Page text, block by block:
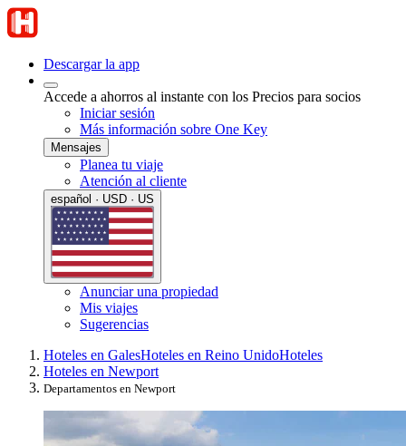
Descargar la app
Accede a ahorros al instante con los Precios para socios
Iniciar sesión
Más información sobre One Key
Mensajes
Planea tu viaje
Atención al cliente
español · USD · US
Anunciar una propiedad
Mis viajes
Sugerencias
Hoteles en GalesHoteles en Reino UnidoHoteles
Hoteles en Newport
Departamentos en Newport